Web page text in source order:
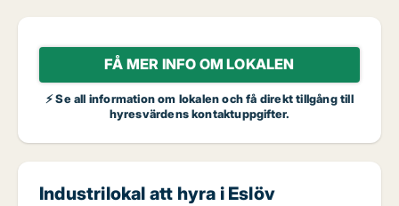
FÅ MER INFO OM LOKALEN
⚡ Se all information om lokalen och få direkt tillgång till
hyresvärdens kontaktuppgifter.
Industrilokal att hyra i Eslöv